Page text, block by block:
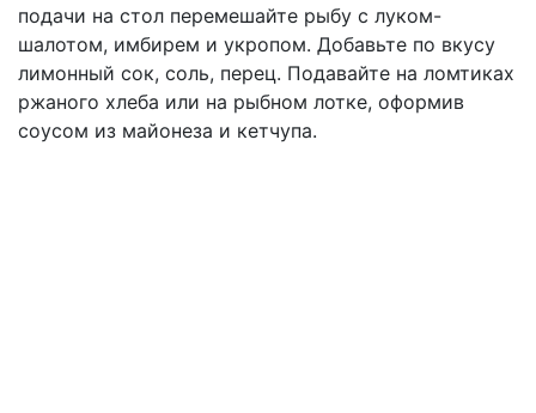
подачи на стол перемешайте рыбу с луком-
шалотом, имбирем и укропом. Добавьте по вкусу
лимонный сок, соль, перец. Подавайте на ломтиках
ржаного хлеба или на рыбном лотке, оформив
соусом из майонеза и кетчупа.